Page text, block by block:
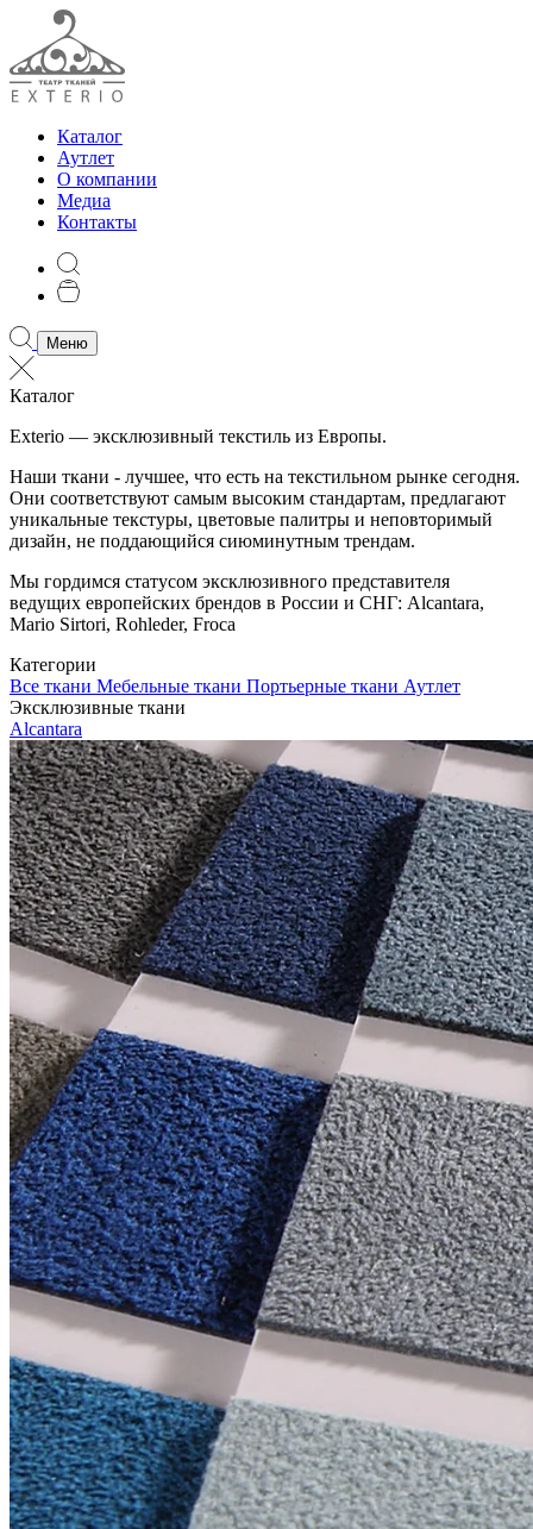
Каталог
Аутлет
О компании
Медиа
Контакты
Меню
Каталог
Exterio — эксклюзивный текстиль из Европы.
Наши ткани - лучшее, что есть на текстильном рынке сегодня.
Они соответствуют самым высоким стандартам, предлагают
уникальные текстуры, цветовые палитры и неповторимый
дизайн, не поддающийся сиюминутным трендам.
Мы гордимся статусом эксклюзивного представителя
ведущих европейских брендов в России и СНГ: Alcantara,
Mario Sirtori, Rohleder, Froca
Категории
Все ткани Мебельные ткани Портьерные ткани Аутлет
Эксклюзивные ткани
Alcantara